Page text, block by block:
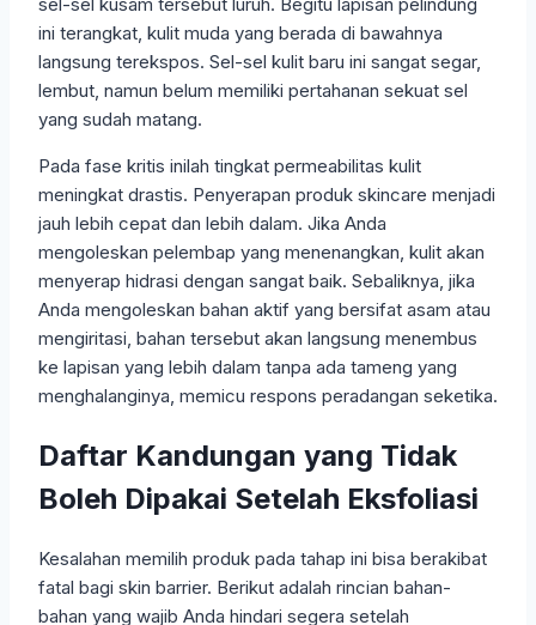
ini terangkat, kulit muda yang berada di bawahnya
langsung terekspos. Sel-sel kulit baru ini sangat segar,
lembut, namun belum memiliki pertahanan sekuat sel
yang sudah matang.
Pada fase kritis inilah tingkat permeabilitas kulit
meningkat drastis. Penyerapan produk skincare menjadi
jauh lebih cepat dan lebih dalam. Jika Anda
mengoleskan pelembap yang menenangkan, kulit akan
menyerap hidrasi dengan sangat baik. Sebaliknya, jika
Anda mengoleskan bahan aktif yang bersifat asam atau
mengiritasi, bahan tersebut akan langsung menembus
ke lapisan yang lebih dalam tanpa ada tameng yang
menghalanginya, memicu respons peradangan seketika.
Daftar Kandungan yang Tidak
Boleh Dipakai Setelah Eksfoliasi
Kesalahan memilih produk pada tahap ini bisa berakibat
fatal bagi skin barrier. Berikut adalah rincian bahan-
bahan yang wajib Anda hindari segera setelah